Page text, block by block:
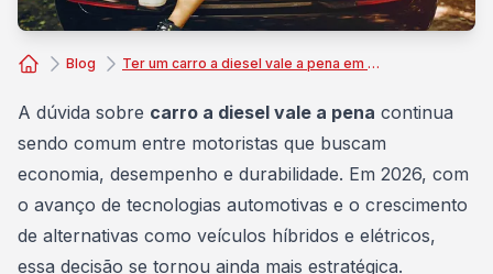
Blog Ter um carro a diesel vale a pena em 2026?
A dúvida sobre carro a diesel vale a pena continua
sendo comum entre motoristas que buscam
economia, desempenho e durabilidade. Em 2026, com
o avanço de tecnologias automotivas e o crescimento
de alternativas como veículos híbridos e elétricos,
essa decisão se tornou ainda mais estratégica.